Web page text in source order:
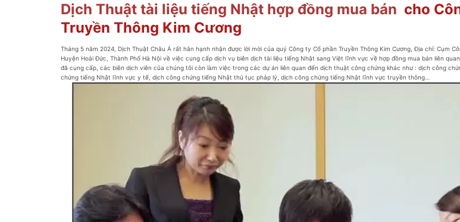
Dịch Thuật tài liệu tiếng Nhật hợp đồng mua bán cho
Truyền Thông Kim Cương
Tháng 5 năm 2024, Dịch Thuật Châu Á rất hân hạnh nhận được lời mời của quý Công ty Cổ phần Truyền Thông Kim Cương, Địa chỉ: Cụm
Huyện Hoài Đức, Thành Phố Hà Nội về việc cung cấp dịch vụ biên dịch tài liệu tiếng Nhật sang Việt lĩnh vực về hợp đồng mua bán liên
đã cung cấp, các biên dịch viên của chúng tôi còn làm việc trong các dự án liên quan đến dịch thuật công chứng khác như : dịch công
chứng tiếng Nhật lĩnh vực y tế, dịch công chứng tiếng Nhật thủ tục pháp lý, dịch công chứng tiếng Nhật lĩnh vực truyền thông…